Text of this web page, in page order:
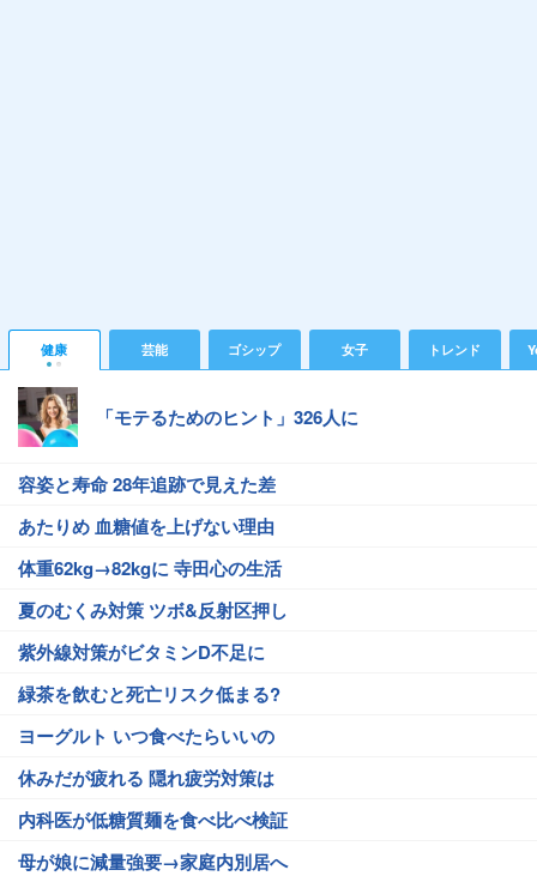
健康 芸能 ゴシップ 女子 トレンド
「モテるためのヒント」326人に
容姿と寿命 28年追跡で見えた差
あたりめ 血糖値を上げない理由
体重62kg→82kgに 寺田心の生活
夏のむくみ対策 ツボ&反射区押し
紫外線対策がビタミンD不足に
緑茶を飲むと死亡リスク低まる?
ヨーグルト いつ食べたらいいの
休みだが疲れる 隠れ疲労対策は
内科医が低糖質麺を食べ比べ検証
母が娘に減量強要→家庭内別居へ